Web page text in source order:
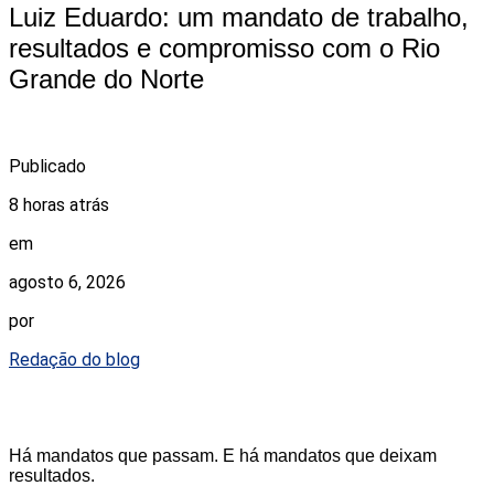
Luiz Eduardo: um mandato de trabalho,
resultados e compromisso com o Rio
Grande do Norte
Publicado
8 horas atrás
em
agosto 6, 2026
por
Redação do blog
Há mandatos que passam. E há mandatos que deixam
resultados.